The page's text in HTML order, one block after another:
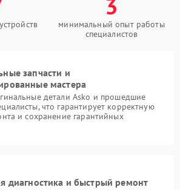
минимальный опыт работы
специалистов
запчасти и
мастера
детали Asko и прошедшие
что гарантирует корректную
и сохранение гарантийных
диагностика и быстрый ремонт